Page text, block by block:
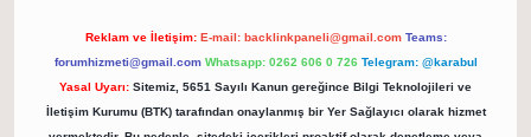
Reklam ve İletişim: E-mail: backlinkpaneli@gmail.com Teams:
forumhizmeti@gmail.com Whatsapp: 0262 606 0 726 Telegram: @karabul
Yasal Uyarı: Sitemiz, 5651 Sayılı Kanun gereğince Bilgi Teknolojileri ve
İletişim Kurumu (BTK) tarafından onaylanmış bir Yer Sağlayıcı olarak hizmet